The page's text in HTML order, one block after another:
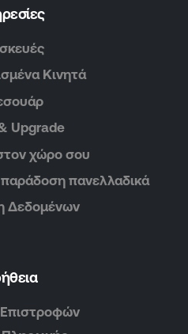
Κινητά
Upgrade
χώρο σου
πανελλαδικά
Δεδομένων
Επιστροφών